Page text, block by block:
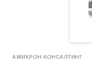
АМИКРОН-КОНСАЛТИНГ